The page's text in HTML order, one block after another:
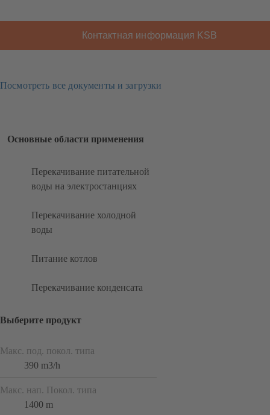
Контактная информация KSB
Посмотреть все документы и загрузки
Основные области применения
Перекачивание питательной
воды на электростанциях
Перекачивание холодной
воды
Питание котлов
Перекачивание конденсата
Выберите продукт
Макс. под. покол. типа
390 m3/h
Макс. нап. Покол. типа
1400 m